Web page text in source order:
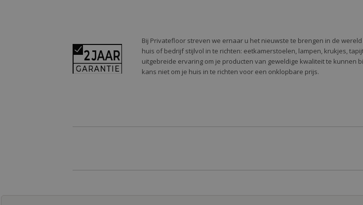
Bij Privatefloor streven we ernaar u het nieuwste te brengen in de
huis of bedrijf stijlvol in te richten: eetkamerstoelen, lampen, krukjes,
uitgebreide ervaring om je producten van geweldige kwaliteit te kunnen
kans niet om je huis in te richten voor een onklopbare prijs.